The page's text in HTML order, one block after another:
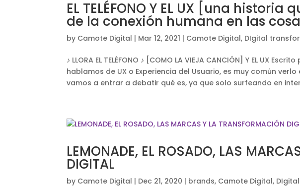
EL TELÉFONO Y EL UX [una
de la conexión humana en las
by Camote Digital | Mar 12, 2021 | Camote Digital, DIgital
♪ LLORA EL TELÉFONO ♪ [COMO LA VIEJA CANCIÓN] Y EL UX
hablamos de UX o Experiencia del Usuario, es muy común
vamos a entrar a debatir qué es, ya que solo surfeando en
LEMONADE, EL ROSADO, LAS
DIGITAL
by Camote Digital | Dec 21, 2020 | brands, Camote Digital,